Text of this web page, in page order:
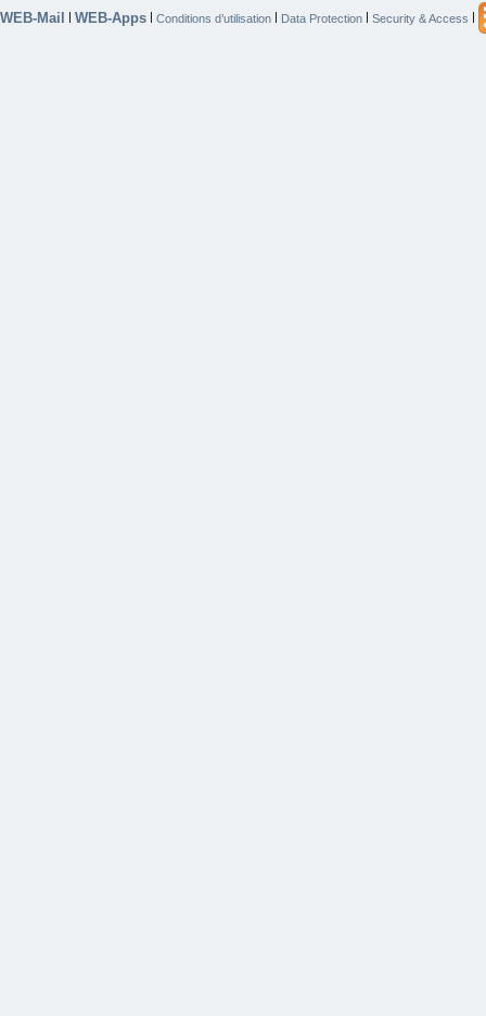
WEB-Mail | WEB-Apps | Conditions d’utilisation | Data Protection | Security & Access |